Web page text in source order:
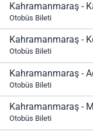
Kahramanmaraş -
Otobüs Bileti
Kahramanmaraş -
Otobüs Bileti
Otobüs Bileti
Kahramanmaraş -
Otobüs Bileti